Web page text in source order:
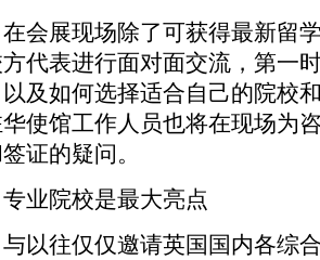
展现场除了可获得最新留学
方代表进行面对面交流，第一
及如何选择适合自己的院校
华使馆工作人员也将在现场为
证的疑问。
院校是最大亮点
往仅仅邀请英国国内各综合